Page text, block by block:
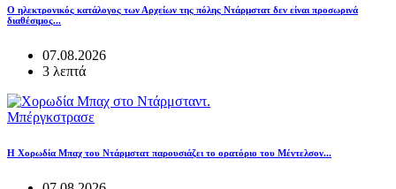
Ο ηλεκτρονικός κατάλογος των Αρχείων της πόλης Ντάρμστατ δεν είναι προσωρινά
διαθέσιμος...
07.08.2026
3 λεπτά
Μπέργκστρασε
Η Χορωδία Μπαχ του Ντάρμστατ παρουσιάζει το ορατόριο του Μέντελσον...